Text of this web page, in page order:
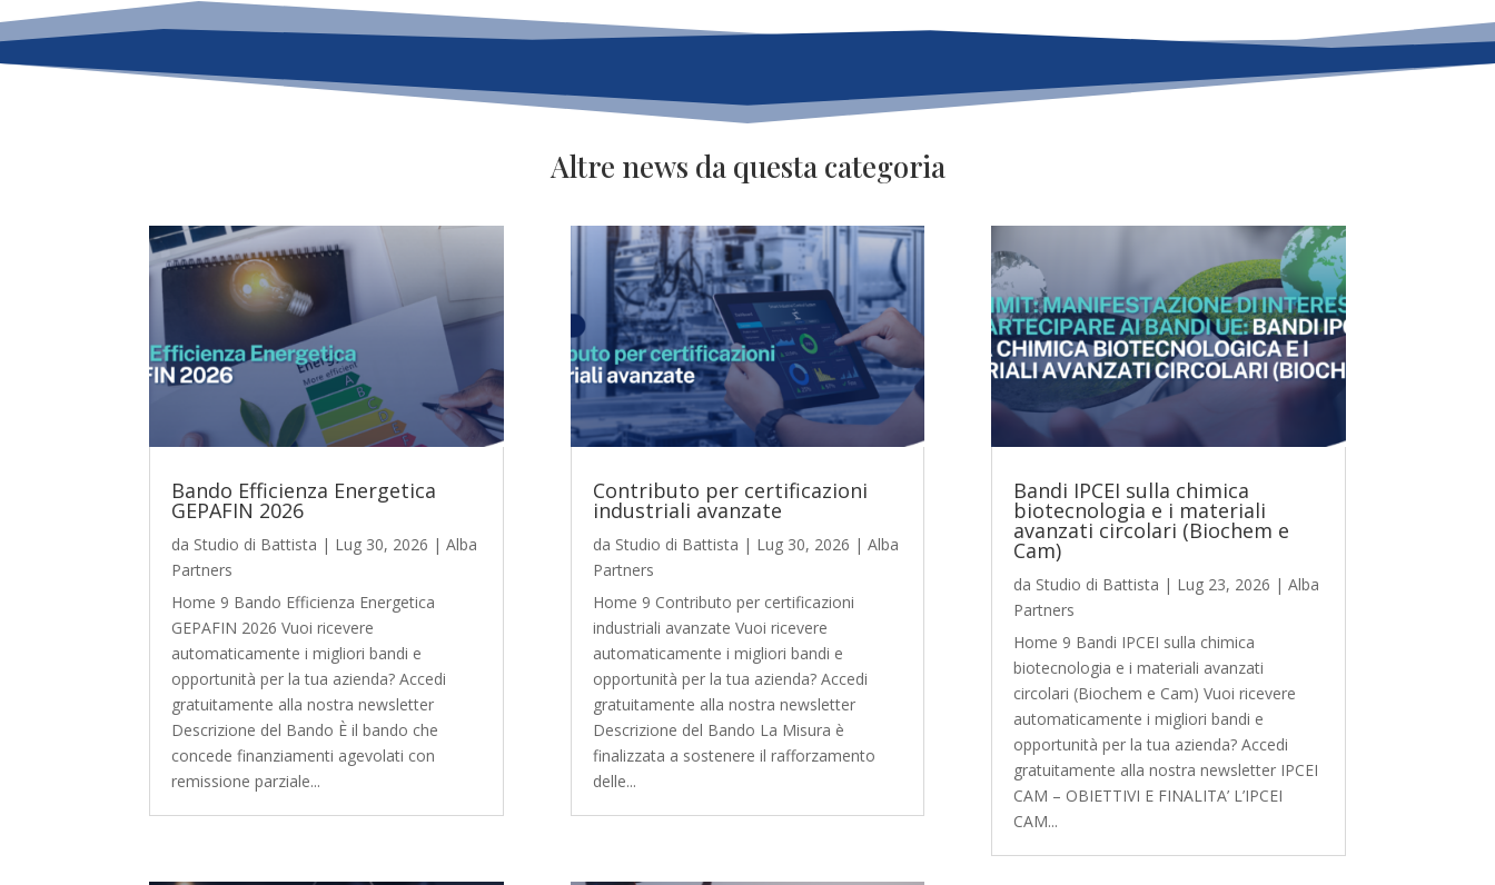
Altre news da questa categoria
Bando Efficienza Energetica
GEPAFIN 2026
da Studio di Battista | Lug 30, 2026 |Alba
Partners
Home 9 Bando Efficienza Energetica
GEPAFIN 2026 Vuoi ricevere
automaticamente i migliori bandi e
opportunità per la tua azienda? Accedi
gratuitamente alla nostra newsletter
Descrizione del Bando È il bando che
concede finanziamenti agevolati con
remissione parziale...
Contributo per certificazioni
industriali avanzate
da Studio di Battista | Lug 30, 2026 | Alba
Partners
Home 9 Contributo per certificazioni
industriali avanzate Vuoi ricevere
automaticamente i migliori bandi e
opportunità per la tua azienda? Accedi
gratuitamente alla nostra newsletter
Descrizione del Bando La Misura è
finalizzata a sostenere il rafforzamento
delle...
Bandi IPCEI sulla chimica
biotecnologia e i materiali
avanzati circolari (Biochem e
Cam)
da Studio di Battista | Lug 23, 2026 | Alba
Partners
Home 9 Bandi IPCEI sulla chimica
biotecnologia e i materiali avanzati
circolari (Biochem e Cam) Vuoi ricevere
automaticamente i migliori bandi e
opportunità per la tua azienda? Accedi
gratuitamente alla nostra newsletter IPCEI
CAM – OBIETTIVI E FINALITA’ L’IPCEI
CAM...